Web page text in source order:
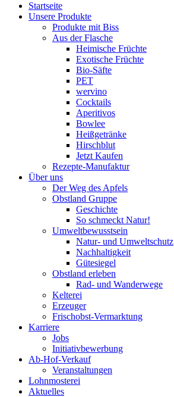
Startseite
Unsere Produkte
Produkte mit Biss
Aus der Flasche
Heimische Früchte
Exotische Früchte
Bio-Säfte
PET
wervino
Cocktails
Aperitivos
Bowlee
Heißgetränke
Hirschblut
Jetzt Kaufen
Rezepte-Manufaktur
Über uns
Der Weg des Apfels
Obstland Gruppe
Geschichte
So schmeckt Natur!
Umweltbewusstsein
Natur- und Umweltschutz
Nachhaltigkeit
Gütesiegel
Obstland erleben
Rad- und Wanderwege
Kelterei
Erzeuger
Frischobst-Vermarktung
Karriere
Jobs
Initiativbewerbung
Ab-Hof-Verkauf
Veranstaltungen
Lohnmosterei
Aktuelles